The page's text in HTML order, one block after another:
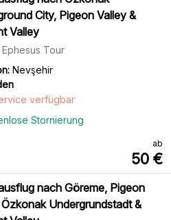
City, Pigeon Valley &
Valley
Tour
Nevşehir
Stornierung
verfügbar
ab
50 €
nach Göreme, Pigeon
Özkonak Undergrundstadt &